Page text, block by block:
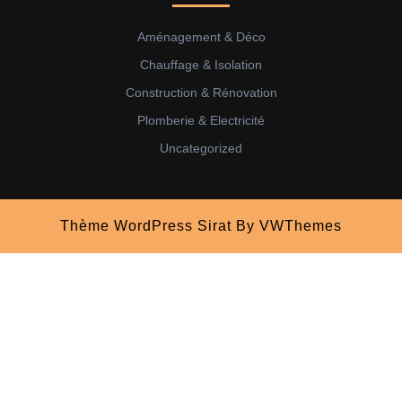
Aménagement & Déco
Chauffage & Isolation
Construction & Rénovation
Plomberie & Electricité
Uncategorized
Thème WordPress Sirat By VWThemes